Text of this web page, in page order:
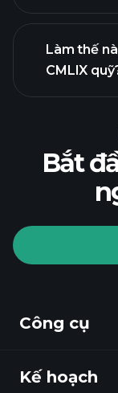
Làm thế
CMLIX
Bắt
Công cụ
Khám phá
Kế hoạch